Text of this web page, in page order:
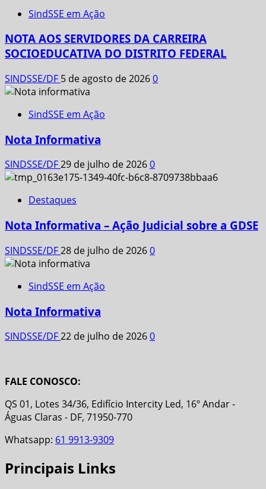
SindSSE em Ação
NOTA AOS SERVIDORES DA CARREIRA
SOCIOEDUCATIVA DO DISTRITO FEDERAL
SINDSSE/DF 5 de agosto de 20260
SindSSE em Ação
Nota Informativa
SINDSSE/DF29 de julho de 20260
Destaques
Nota Informativa – Ação Judicial sobre a GDSE
SINDSSE/DF28 de julho de 20260
SindSSE em Ação
Nota Informativa
SINDSSE/DF22 de julho de 20260
FALE CONOSCO:
QS 01, Lotes 34/36, Edifício Intercity Led, 16º Andar -
Águas Claras - DF, 71950-770
Whatsapp: 61 9913-9309
Principais Links